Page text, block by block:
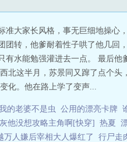
。讨人厌的苏景同却回到顾朔身
么，我都要完蛋了，还有荔枝酥
顾朔也爱苏景同。
准大家长风格，事无巨细地操
转，他爹耐着性子哄了他几回
水能勉强灌进去一点。 最后
北这半月，苏景同又蹿了点个
化。他在路上学了变声...
的老婆不是虫 公用的漂亮卡牌
他没想攻略主角啊[快穿] 热夏
万人嫌后宰相大人爆红了 行尸走